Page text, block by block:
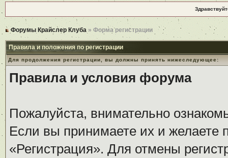
Форумы Крайслер Клуба » Форма регистрации
Правила и положения по регистрации
Для продолжения регистрации, вы должны принять нижеследующее:
Правила и условия форума
Пожалуйста, внимательно
Если вы принимаете их и желаете
«Регистрация». Для отмены